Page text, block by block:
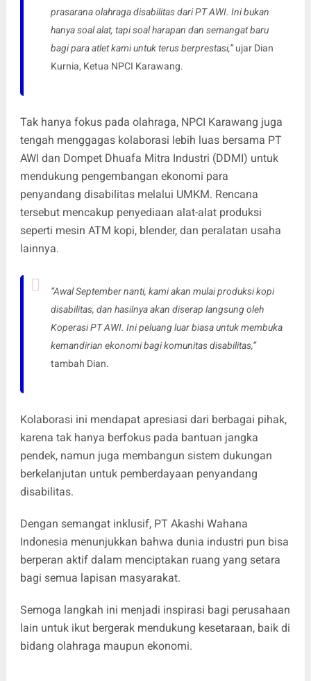
prasarana olahraga disabilitas dari PT AWI. Ini bukan
hanya soal alat, tapi soal harapan dan semangat baru
bagi para atlet kami untuk terus berprestasi,”ujar Dian
Kurnia, Ketua NPCI Karawang.
Tak hanya fokus pada olahraga, NPCI Karawang juga
tengah menggagas kolaborasi lebih luas bersama PT
AWI dan Dompet Dhuafa Mitra Industri (DDMI) untuk
mendukung pengembangan ekonomi para
penyandang disabilitas melalui UMKM. Rencana
tersebut mencakup penyediaan alat-alat produksi
seperti mesin ATM kopi, blender, dan peralatan usaha
lainnya.
“Awal September nanti, kami akan mulai produksi kopi
disabilitas, dan hasilnya akan diserap langsung oleh
Koperasi PT AWI. Ini peluang luar biasa untuk membuka
kemandirian ekonomi bagi komunitas disabilitas,”
tambah Dian.
Kolaborasi ini mendapat apresiasi dari berbagai pihak,
karena tak hanya berfokus pada bantuan jangka
pendek, namun juga membangun sistem dukungan
berkelanjutan untuk pemberdayaan penyandang
disabilitas.
Dengan semangat inklusif, PT Akashi Wahana
Indonesia menunjukkan bahwa dunia industri pun bisa
berperan aktif dalam menciptakan ruang yang setara
bagi semua lapisan masyarakat.
Semoga langkah ini menjadi inspirasi bagi perusahaan
lain untuk ikut bergerak mendukung kesetaraan, baik di
bidang olahraga maupun ekonomi.